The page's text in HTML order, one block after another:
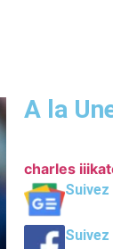
A la
charles iii
Suivez